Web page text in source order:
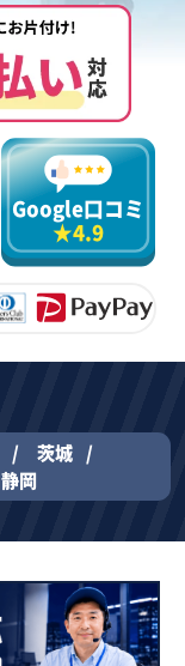
Google口コミ
★4.9
茨城
静岡